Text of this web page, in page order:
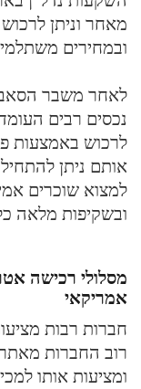
מאחר וניתן
ובמחירים
לאחר משבר הסאב
נכסים רבים
לרכוש באמצעות
אותם ניתן
למצוא שוכרים
ובשקיפות מלאה
מסלולי רכישה
אמריקאי
חברות רבות
רוב החברות
ומציעות אותו